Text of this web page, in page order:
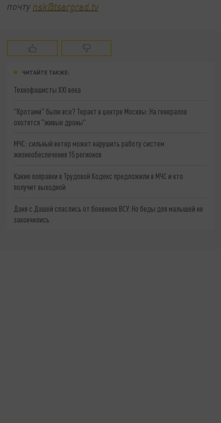
почту nsk@tsargrad.tv
ЧИТАЙТЕ ТАКЖЕ:
Технофашисты XXI века
"Кротами" были все? Теракт в центре Москвы: На генералов
охотятся "живые дроны"
МЧС: сильный ветер может нарушить работу систем
жизнеобеспечения 15 регионов
Какие поправки в Трудовой Кодекс предложили в МЧС и кто
получит выходной
Даня с Дашей спаслись от боевиков ВСУ. Но беды для малышей не
закончились